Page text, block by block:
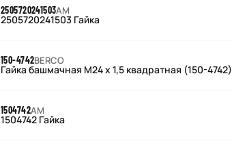
2505720241503AM
2505720241503 Гайка
150-4742BERCO
Гайка башмачная M24 х 1,5 квадратная (150-4742)
1504742AM
1504742 Гайка